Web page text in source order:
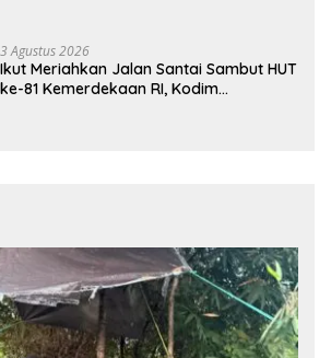
3 Agustus 2026
Ikut Meriahkan Jalan Santai Sambut HUT
ke-81 Kemerdekaan RI, Kodim